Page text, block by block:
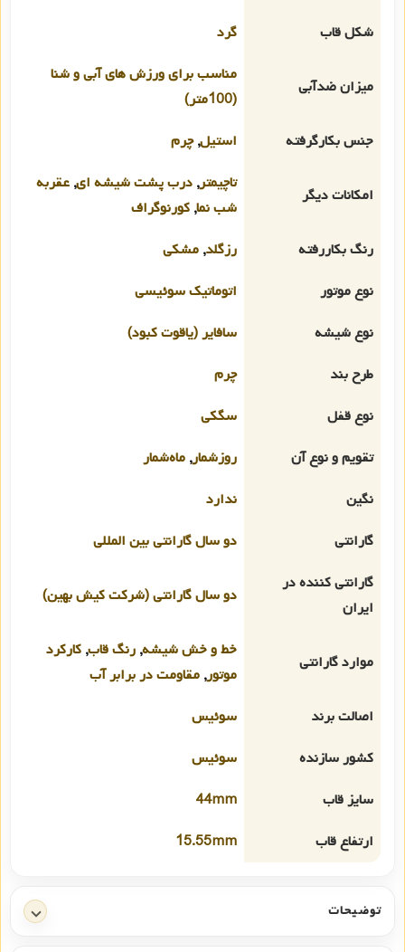
شکل قاب
گرد
میزان ضدآبی
مناسب برای ورزش های آبی و شنا
(100متر)
جنس بکارگرفته
استیل,چرم
امکانات دیگر
تاچیمتر, درب پشت شیشه ای, عقربه
شب نما, کورنوگراف
رنگ بکاررفته
رزگلد, مشکی
نوع موتور
اتوماتیک سوئیسی
نوع شیشه
سافایر (یاقوت کبود)
طرح بند
چرم
نوع قفل
سگکی
تقویم و نوع آن
روزشمار, ماه‌شمار
نگین
ندارد
گارانتی
دو سال گارانتی بین المللی
گارانتی کننده در
ایران
دو سال گارانتی (شرکت کیش بهین)
موارد گارانتی
خط و خش شیشه, رنگ قاب, کارکرد
موتور, مقاومت در برابر آب
اصالت برند
سوئیس
کشور سازنده
سوئیس
سایز قاب
44mm
ارتفاع قاب
15.55mm
توضیحات